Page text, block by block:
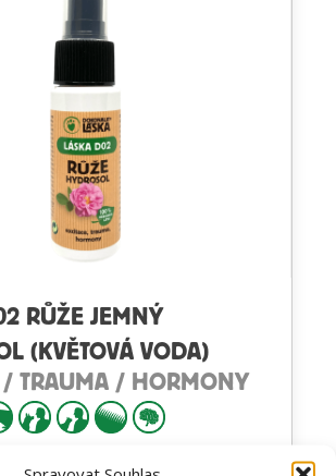
RŮŽE JEMNÝ
(KVĚTOVÁ VODA)
/ TRAUMA / HORMONY